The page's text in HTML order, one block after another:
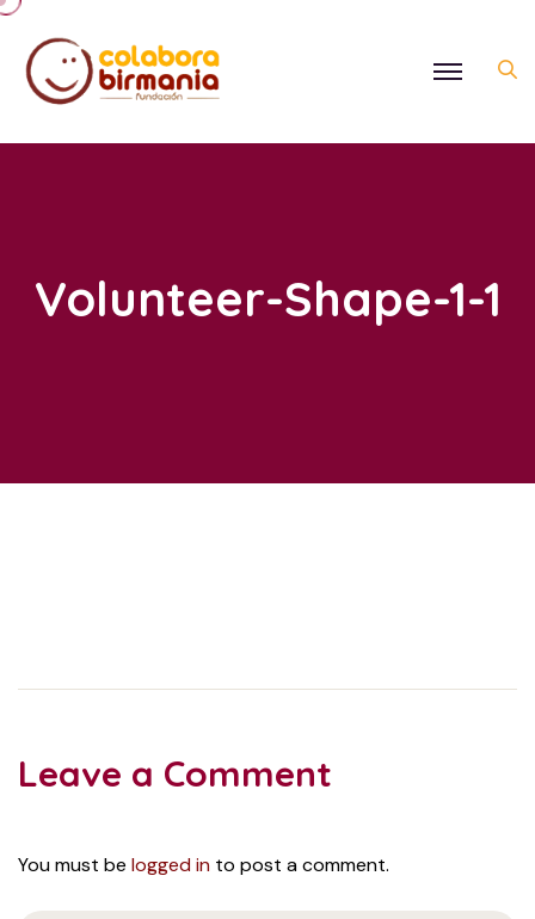
Volunteer-Shape-1-1
Leave a Comment
You must be logged in to post a comment.